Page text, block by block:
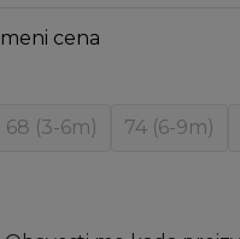
cena
68 (3-6m) 74 (6-9m)